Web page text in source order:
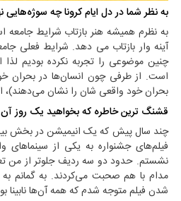
به نظر شما در دل ایام کرونا چه
به نظرم همیشه هنر بازتاب شرایط
آینه وار بازتاب می دهد. شرایط فعلی
چنین موضوعی را تجربه نکرده بودیم
است. از طرفی چون انسان‌ها در بحران
بحران خود واقعی شان را نشان
قشنگ ترین خاطره که بخواهید یک روز
چند سال پیش که یک انیمیشن در بخش بین
فیلم‌های جشنواره به یکی از سینما‌های
نشستم. حدود دو سه ردیف جلوتر از من
مدام با هم صحبت می‌کردند. به گمانم
شدن فیلم متوجه شدم که همه آن‌ها نابینا